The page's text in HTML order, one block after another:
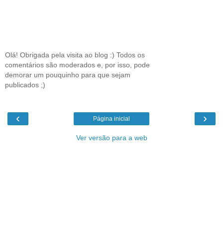
Olá! Obrigada pela visita ao blog :) Todos os
comentários são moderados e, por isso, pode
demorar um pouquinho para que sejam
publicados ;)
‹ ›
Página inicial
Ver versão para a web